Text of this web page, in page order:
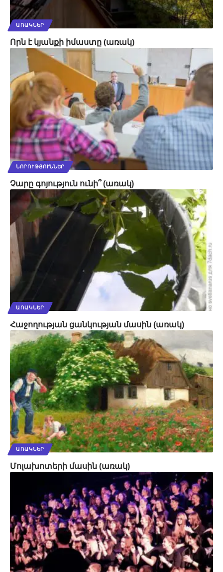
ԱՌԱԿՆԵՐ
Որն է կյանքի իմաստը (առակ)
ՆՈՐՈՒԹՅՈՒՆՆԵՐ
Չարը գոյություն ունի՞ (առակ)
ԱՌԱԿՆԵՐ
Հաջողության ցանկության մասին (առակ)
ԱՌԱԿՆԵՐ
Մոլախոտերի մասին (առակ)